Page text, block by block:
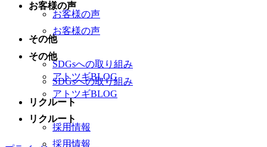
お客様の声
その他
SDGsへの取り組み
アトツギBLOG
リクルート
採用情報
お客様の声
お客様の声
その他
SDGsへの取り組み
アトツギBLOG
リクルート
採用情報